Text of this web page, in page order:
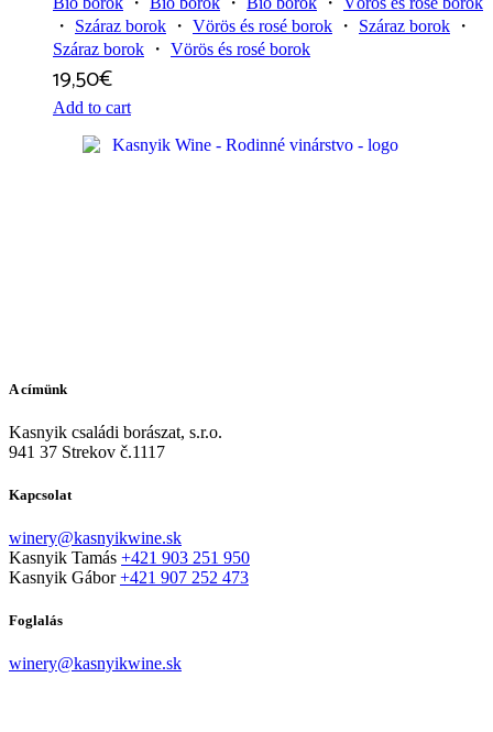
・ Száraz borok ・ Vörös és rosé borok ・ Száraz borok ・
Száraz borok ・ Vörös és rosé borok
19,50€
Add to cart
A címünk
Kasnyik családi borászat, s.r.o.
941 37 Strekov č.1117
Kapcsolat
winery@kasnyikwine.sk
Kasnyik Tamás +421 903 251 950
Kasnyik Gábor+421 907 252 473
Foglalás
winery@kasnyikwine.sk